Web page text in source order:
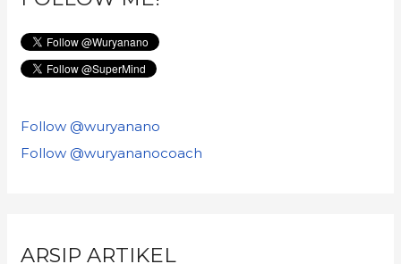
Follow @wuryanano
Follow @wuryananocoach
ARSIP ARTIKEL